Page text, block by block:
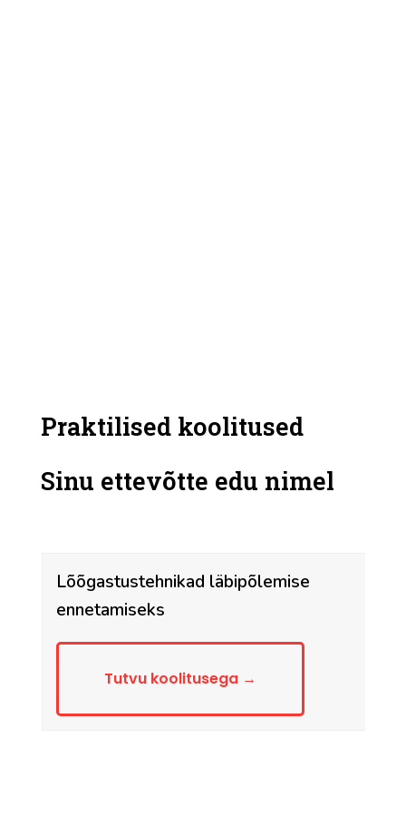
Praktilised koolitused
Sinu ettevõtte edu nimel
Lõõgastustehnikad läbipõlemise
ennetamiseks
Tutvu koolitusega →